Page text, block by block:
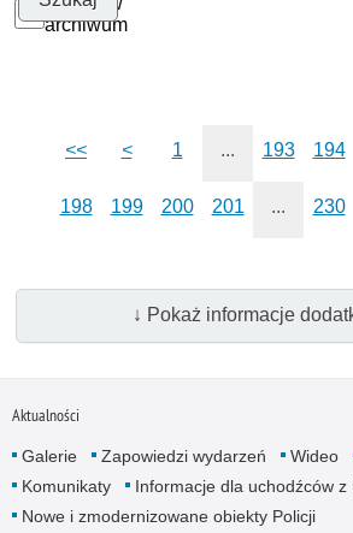
archiwum
<< < 1 ... 193 194
198 199 200 201 ... 230
↓ Pokaż informacje
Aktualności
Galerie Zapowiedzi wydarzeń Wideo
Komunikaty
Informacje dla uchodźców z
Nowe i zmodernizowane obiekty Policji